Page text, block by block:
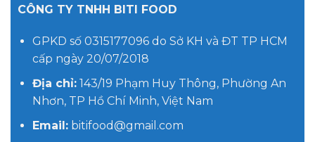
CÔNG TY TNHH BITI FOOD
GPKD số 0315177096 do Sở KH và ĐT TP HCM
cấp ngày 20/07/2018
Địa chỉ:143/19 Phạm Huy Thông, Phường An
Nhơn, TP Hồ Chí Minh, Việt Nam
Email:bitifood@gmail.com